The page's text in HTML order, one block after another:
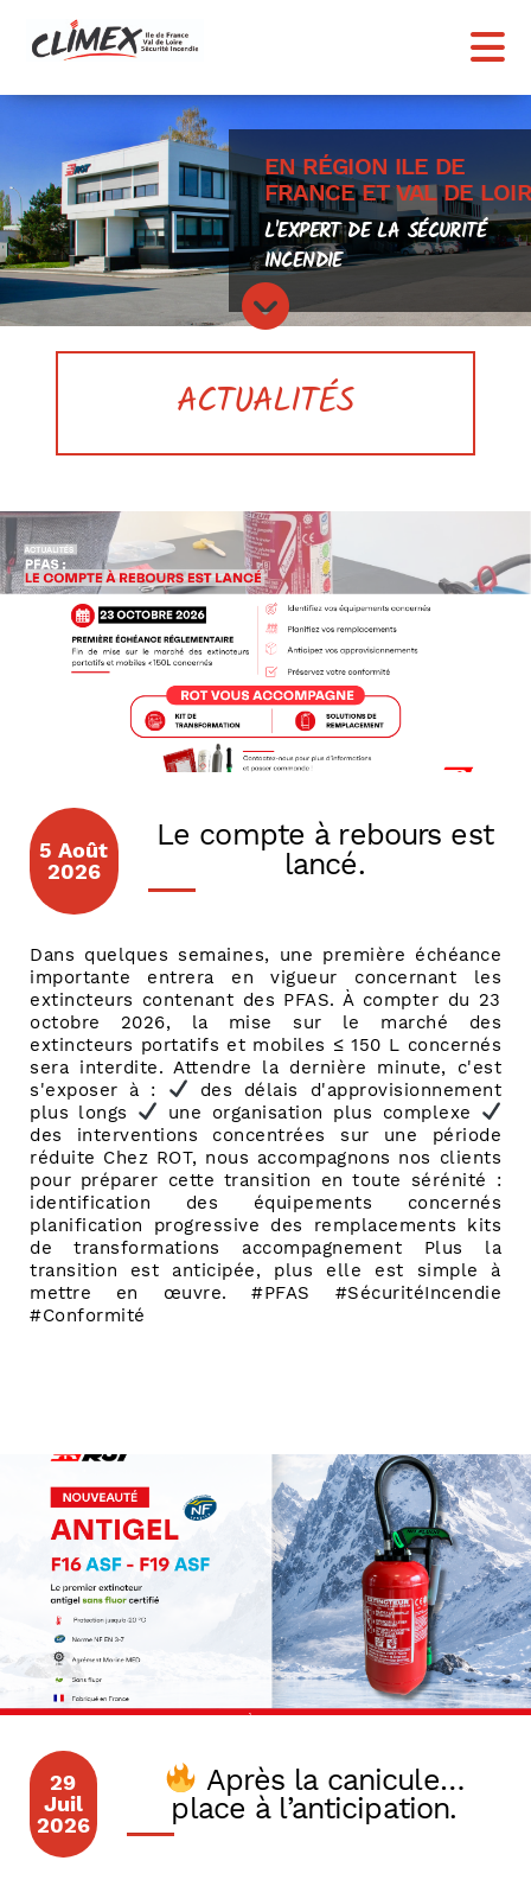
EN RÉGION ILE DE
FRANCE ET VAL DE
L'EXPERT DE LA SÉCURITÉ
INCENDIE
ACTUALITÉS
5 Août
2026
Le compte à rebours est
lancé.
Dans quelques semaines, une première échéance
importante entrera en vigueur concernant les
extincteurs contenant des PFAS. À compter du 23
octobre 2026, la mise sur le marché des
extincteurs portatifs et mobiles ≤ 150 L concernés
sera interdite. Attendre la dernière minute, c'est
s'exposer à :
des délais d'approvisionnement
plus longs
une organisation plus complexe
des interventions concentrées sur une période
réduite Chez ROT, nous accompagnons nos clients
pour préparer cette transition en toute sérénité :
identification des équipements concernés
planification progressive des remplacements kits
de transformations accompagnement Plus la
transition est anticipée, plus elle est simple à
mettre en œuvre. #PFAS #SécuritéIncendie
#Conformité
29
Juil
2026
Après la canicule…
place à l’anticipation.